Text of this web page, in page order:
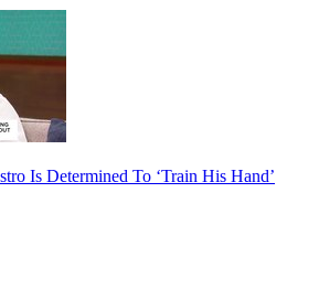
Is Determined To ‘Train His Hand’